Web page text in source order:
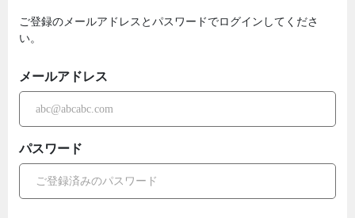
ご登録のメールアドレスとパスワードでログインしてくださ
い。
メールアドレス
パスワード